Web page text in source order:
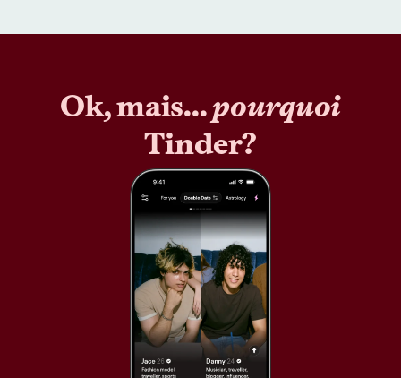
Ok, mais...pourquoi
Tinder?